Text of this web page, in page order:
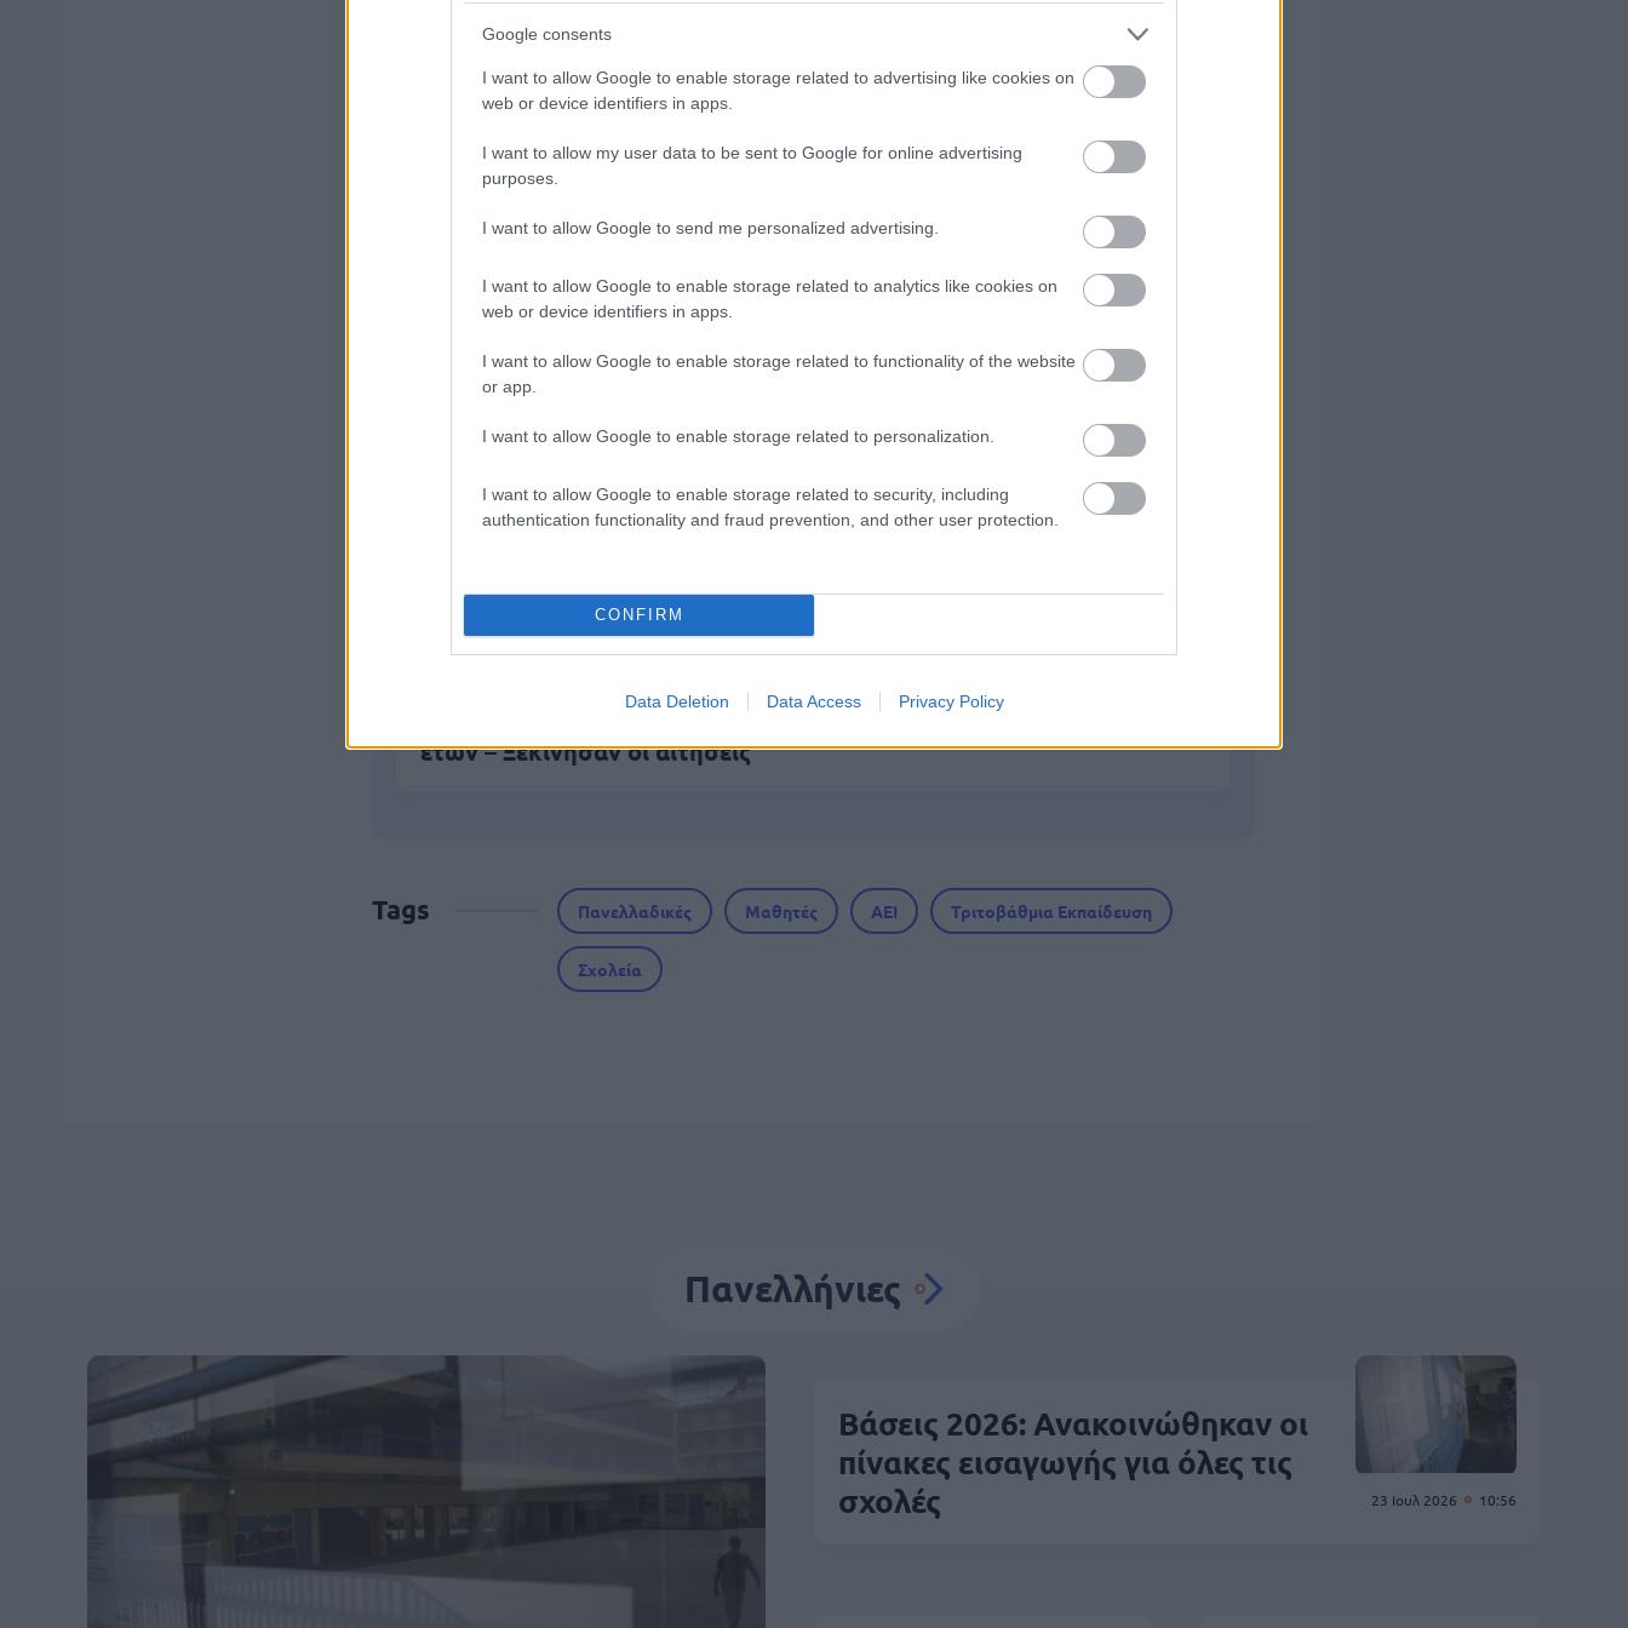
Google consents
I want to allow Google to enable storage related to advertising like cookies on
web or device identifiers in apps.
I want to allow my user data to be sent to Google for online advertising
purposes.
I want to allow Google to send me personalized advertising.
I want to allow Google to enable storage related to analytics like cookies on
web or device identifiers in apps.
I want to allow Google to enable storage related to functionality of the website
or app.
I want to allow Google to enable storage related to personalization.
I want to allow Google to enable storage related to security, including
authentication functionality and fraud prevention, and other user protection.
CONFIRM
Data Deletion Data Access Privacy Policy
Μάθε πρώτος όλες τις σημαντικές ειδήσεις.
Βάλε το proson.gr στα αποτελέσματα αναζήτησης της Google
Δημοφιλείς Ειδήσεις
Ανοικτές 1.779 θέσεις εργασίας στο Δημόσιο (χωρίς πτυχίο)
Πυροσβεστική Σχολή: Νέος κανονισμός για δόκιμους – Τι αλλάζει σε
ΔΥΠΑ: Ευκαιρία συνταξιοδότησης για 8.000 ανέργους άνω των 55
ετών – Ξεκίνησαν οι αιτήσεις
Tags Πανελλαδικές Μαθητές ΑΕΙ Τριτοβάθμια Εκπαίδευση
Σχολεία
Πανελλήνιες
23 Ιουλ 2026 10:56
Βάσεις 2026: Ανακοινώθηκαν οι
πίνακες εισαγωγής για όλες τις
σχολές